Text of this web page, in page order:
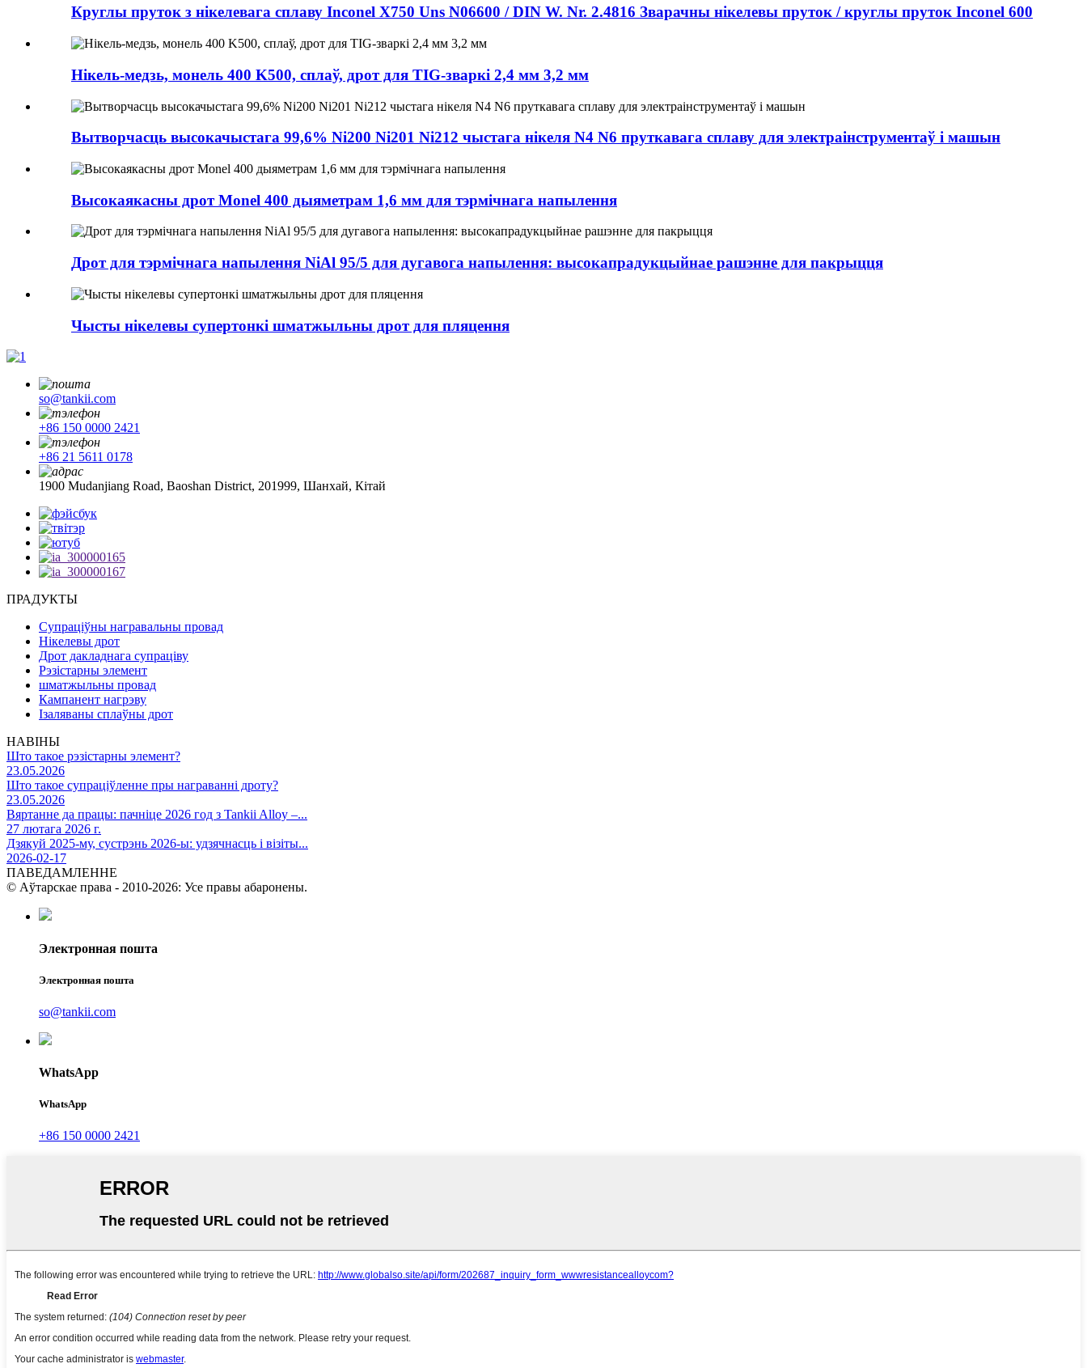
Круглы пруток з нікелевага сплаву Inconel X750 Uns N06600 / DIN W. Nr. 2.4816 Зварачны нікелевы пруток / круглы пруток Inconel 600
Нікель-медзь, монель 400 K500, сплаў, дрот для TIG-зваркі 2,4 мм 3,2 мм
Вытворчасць высокачыстага 99,6% Ni200 Ni201 Ni212 чыстага нікеля N4 N6 пруткавага сплаву для электраінструментаў і машын
Высокаякасны дрот Monel 400 дыяметрам 1,6 мм для тэрмічнага напылення
Дрот для тэрмічнага напылення NiAl 95/5 для дугавога напылення: высокапрадукцыйнае рашэнне для пакрыцця
Чысты нікелевы супертонкі шматжыльны дрот для пляцення
so@tankii.com
+86 150 0000 2421
+86 21 5611 0178
1900 Mudanjiang Road, Baoshan District, 201999, Шанхай, Кітай
ПРАДУКТЫ
Супраціўны награвальны провад
Нікелевы дрот
Дрот дакладнага супраціву
Рэзістарны элемент
шматжыльны провад
Кампанент нагрэву
Ізаляваны сплаўны дрот
НАВІНЫ
Што такое рэзістарны элемент?
23.05.2026
Што такое супраціўленне пры награванні дроту?
23.05.2026
Вяртанне да працы: пачніце 2026 год з Tankii Alloy –...
27 лютага 2026 г.
Дзякуй 2025-му, сустрэнь 2026-ы: удзячнасць і візіты...
2026-02-17
ПАВЕДАМЛЕННЕ
© Аўтарскае права - 2010-2026: Усе правы абаронены.
Электронная пошта
Электронная пошта
so@tankii.com
WhatsApp
WhatsApp
+86 150 0000 2421